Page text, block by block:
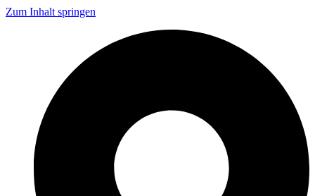
Zum Inhalt springen